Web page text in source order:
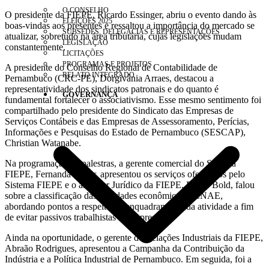
O CONSELHO
ELEIÇÕES 2025
SUBSEDES, DELEGACIAS E REPRESENTAÇÕES
LEGISLAÇÃO
LICITAÇÕES
PROGRAMAS E PROJETOS
RELATO INTEGRADO
GOVERNANÇA
O presidente da FIEPE, Ricardo Essinger, abriu o evento dando às
boas-vindas aos presentes e ressaltou a importância do mercado se
atualizar, sobretudo na área tributária, cujas legislações mudam
constantemente.
A presidente do Conselho Regional de Contabilidade de
Pernambuco (CRC-PE), Dorgivânia Arraes, destacou a
representatividade dos sindicatos patronais e do quanto é
fundamental fortalecer o associativismo. Esse mesmo sentimento foi
compartilhado pelo presidente do Sindicato das Empresas de
Serviços Contábeis e das Empresas de Assessoramento, Perícias,
Informações e Pesquisas do Estado de Pernambuco (SESCAP),
Christian Watanabe.
Na programação de palestras, a gerente comercial do Sistema
FIEPE, Fernanda Baltar, apresentou os serviços oferecidos pelo
Sistema FIEPE e o assessor Jurídico da FIEPE, Roger Bold, falou
sobre a classificação das atividades econômicas – CNAE,
abordando pontos a respeito do enquadramento da atividade a fim
de evitar passivos trabalhistas às empresas.
Ainda na oportunidade, o gerente de Relações Industriais da FIEPE,
Abraão Rodrigues, apresentou a Campanha da Contribuição da
Indústria e a Política Industrial de Pernambuco. Em seguida, foi a